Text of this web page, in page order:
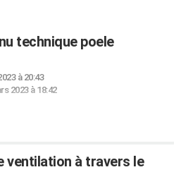
technique poele
à 20:43
2023 à 18:42
ventilation à travers le